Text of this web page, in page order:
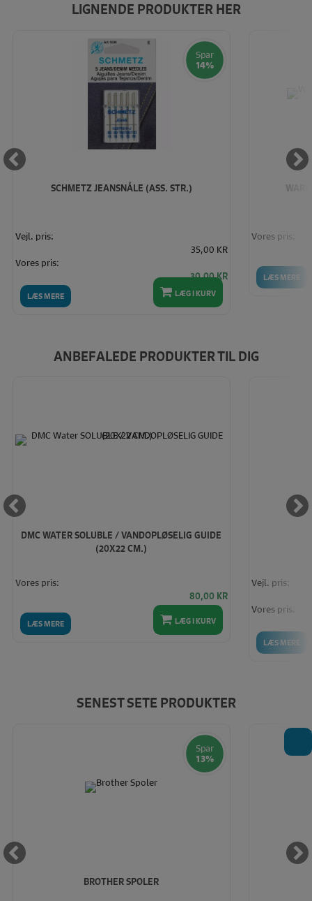
LIGNENDE PRODUKTER HER
Spar
14%
SCHMETZ JEANSNÅLE (ASS. STR.)
LÆS MERE
Vejl. pris:
35,00 KR
Vores pris:
30,00 KR
LÆG I KURV
LÆS MERE
Vores pris:
ANBEFALEDE PRODUKTER TIL DIG
DMC WATER SOLUBLE / VANDOPLØSELIG GUIDE
(20X22 CM.)
LÆS MERE
Vores pris:
80,00 KR
LÆG I KURV
LÆS MERE
Vejl. pris:
Vores pris:
SENEST SETE PRODUKTER
Spar
13%
BROTHER SPOLER